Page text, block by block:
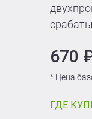
670
* Цена
ГДЕ